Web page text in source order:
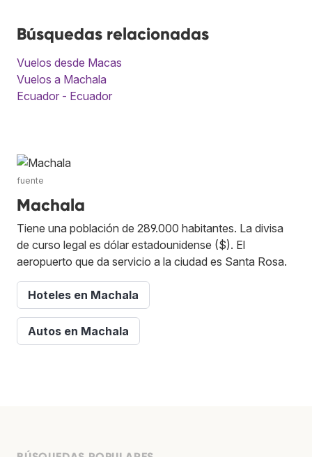
Búsquedas relacionadas
Vuelos desde Macas
Vuelos a Machala
Ecuador - Ecuador
fuente
Machala
Tiene una población de 289.000 habitantes. La divisa
de curso legal es dólar estadounidense ($). El
aeropuerto que da servicio a la ciudad es Santa Rosa.
Hoteles en Machala
Autos en Machala